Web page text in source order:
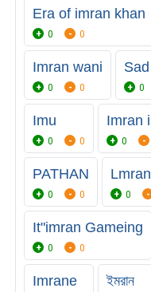
Era of imran khan
0 0
Imran wani
0 0 0
Imu
0 0
Imran
0
PATHAN
0 0
Lmran
0
It"imran Gameing
0 0
Imrane ইমরান